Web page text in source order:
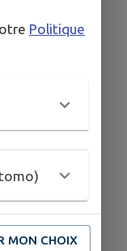
Politique
MON CHOIX